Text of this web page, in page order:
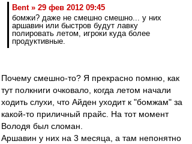
Bent » 29 фев 2012 09:45
бомжи? даже не смешно смешно... у них
аршавин или быстров будут лавку
полировать летом, игроки куда более
продуктивные.
Почему смешно-то? Я прекрасно помню, как
тут полкниги очковало, когда летом начали
ходить слухи, что Айден уходит к "бомжам" за
какой-то приличный прайс. На тот момент
Володя был сломан.
Аршавин у них на 3 месяца, а там непонятно